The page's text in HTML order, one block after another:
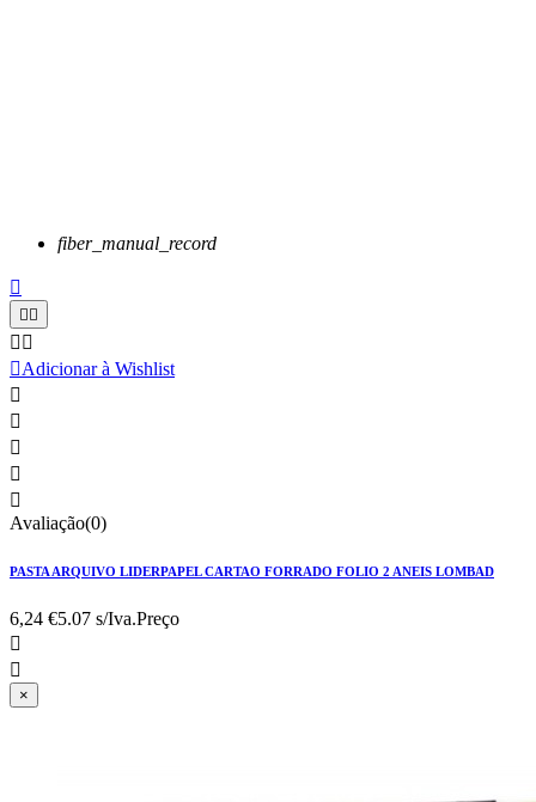
fiber_manual_record

 
 
Adicionar à Wishlist





Avaliação(0)
PASTA ARQUIVO LIDERPAPEL CARTAO FORRADO FOLIO 2 ANEIS LOMBAD
6,24 €5.07 s/Iva.Preço


×